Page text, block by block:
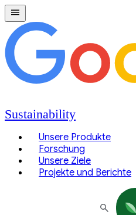
Sustainability
Unsere Produkte
Forschung
Unsere Ziele
Projekte und Berichte